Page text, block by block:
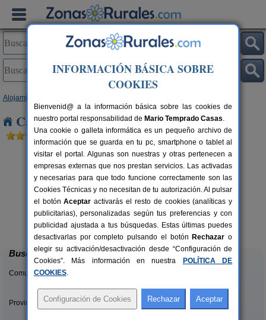
Alojamientos
Casas Rurales cerca de San Vicente
12-30 pers.
desde30 €
Masía Sierra Irta
Alcalà de Xivert (Castellón)
Buscar
Comunidades:
Provincias/Islas:
INFORMACIÓN BÁSICA SOBRE
COOKIES
Bienvenid@ a la información básica sobre las cookies de
nuestro portal responsabilidad de Mario Temprado Casas.
Una cookie o galleta informática es un pequeño archivo de
información que se guarda en tu pc, smartphone o tablet al
visitar el portal. Algunas son nuestras y otras pertenecen a
empresas externas que nos prestan servicios. Las activadas
y necesarias para que todo funcione correctamente son las
Cookies Técnicas y no necesitan de tu autorización. Al pulsar
el botónAceptar activarás el resto de cookies (analíticas y
publicitarias), personalizadas según tus preferencias y con
publicidad ajustada a tus búsquedas. Estas últimas puedes
desactivarlas por completo pulsando el botón Rechazar o
elegir su activación/desactivación desde “Configuración de
Cookies”. Más información en nuestra
POLÍTICA DE
COOKIES.